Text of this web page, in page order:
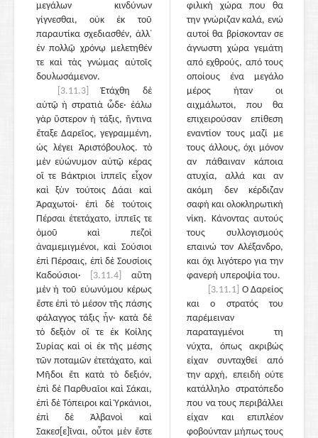
μεγάλων κινδύνων
γίγνεσθαι, οὐκ ἐκ τοῦ
παραυτίκα σχεδιασθέν, ἀλλ᾽
ἐν πολλῷ χρόνῳ μελετηθέν
τε καὶ τὰς γνώμας αὐτοῖς
δουλωσάμενον.
[3.11.3]
Ἐτάχθη δὲ
αὐτῷ ἡ στρατιὰ ὧδε· ἑάλω
γὰρ ὕστερον ἡ τάξις, ἥντινα
ἔταξε Δαρεῖος, γεγραμμένη,
ὡς λέγει Ἀριστόβουλος. τὸ
μὲν εὐώνυμον αὐτῷ κέρας
οἵ τε Βάκτριοι ἱππεῖς εἶχον
καὶ ξὺν τούτοις Δάαι καὶ
Ἀραχωτοί· ἐπὶ δὲ τούτοις
Πέρσαι ἐτετάχατο, ἱππεῖς τε
ὁμοῦ καὶ πεζοὶ
ἀναμεμιγμένοι, καὶ Σούσιοι
ἐπὶ Πέρσαις, ἐπὶ δὲ Σουσίοις
Καδούσιοι·
[3.11.4]
αὕτη
μὲν ἡ τοῦ εὐωνύμου κέρως
ἔστε ἐπὶ τὸ μέσον τῆς πάσης
φάλαγγος τάξις ἦν· κατὰ δὲ
τὸ δεξιὸν οἵ τε ἐκ Κοίλης
Συρίας καὶ οἱ ἐκ τῆς μέσης
τῶν ποταμῶν ἐτετάχατο, καὶ
Μῆδοι ἔτι κατὰ τὸ δεξιόν,
ἐπὶ δὲ Παρθυαῖοι καὶ Σάκαι,
ἐπὶ δὲ Τόπειροι καὶ Ὑρκάνιοι,
ἐπὶ δὲ Ἀλβανοὶ καὶ
Σακεσ[ε]ῖναι, οὗτοι μὲν ἔστε
φιλική χώρα που θα
την γνώριζαν καλά, ενώ
αυτοί θα βρίσκονταν σε
άγνωστη χώρα γεμάτη
από εχθρούς, από τους
οποίους ένα μεγάλο
μέρος ήταν οι
αιχμάλωτοι, που θα
επιχειρούσαν επίθεση
εναντίον τους μαζί με
τους άλλους, όχι μόνον
αν πάθαιναν κάποια
ατυχία, αλλά και αν
ακόμη δεν κέρδιζαν
σαφή και ολοκληρωτική
νίκη. Κάνοντας αυτούς
τους συλλογισμούς
επαινώ τον Αλέξανδρο,
και όχι λιγότερο για την
φανερή υπεροψία του.
[3.11.1] Ο Δαρείος
και ο στρατός του
παρέμειναν
παραταγμένοι τη
νύχτα, όπως ακριβώς
είχαν συνταχθεί από
την αρχή, επειδή ούτε
κατάλληλο στρατόπεδο
που να τους περιβάλλει
είχαν και επιπλέον
φοβούνταν μήπως τους